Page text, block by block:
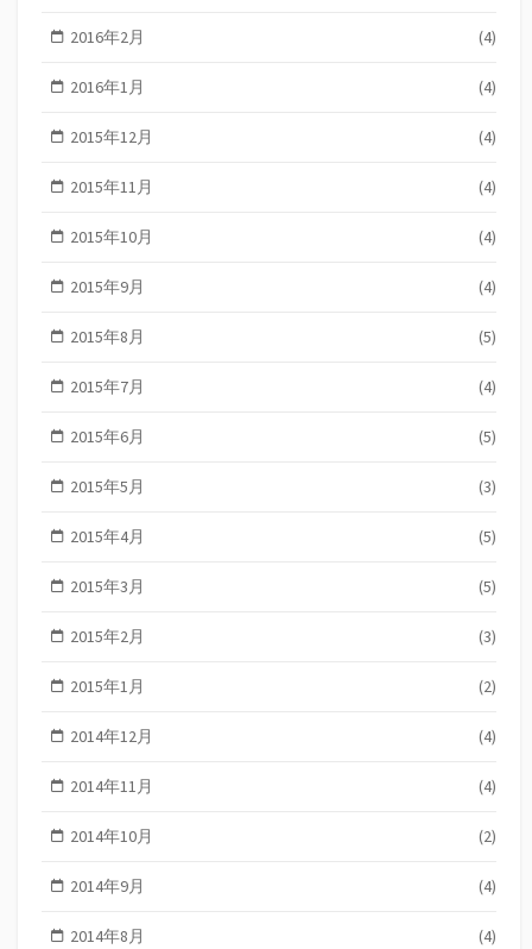
2016年2月 (4)
2016年1月 (4)
2015年12月 (4)
2015年11月 (4)
2015年10月 (4)
2015年9月 (4)
2015年8月 (5)
2015年7月 (4)
2015年6月 (5)
2015年5月 (3)
2015年4月 (5)
2015年3月 (5)
2015年2月 (3)
2015年1月 (2)
2014年12月 (4)
2014年11月 (4)
2014年10月 (2)
2014年9月 (4)
2014年8月 (4)